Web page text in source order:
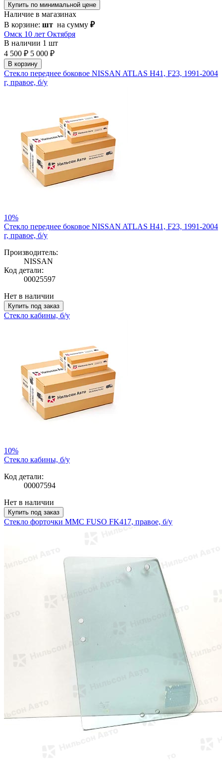
Купить по минимальной цене
Наличие в магазинах
В корзине: шт на сумму ₽
Омск 10 лет Октября
В наличии 1 шт
4 500 ₽ 5 000 ₽
В корзину
Стекло переднее боковое NISSAN ATLAS H41, F23, 1991-2004
г, правое, б/у
10%
Стекло переднее боковое NISSAN ATLAS H41, F23, 1991-2004
г, правое, б/у
Производитель:
NISSAN
Код детали:
00025597
Нет в наличии
Купить под заказ
Стекло кабины, б/у
10%
Стекло кабины, б/у
Код детали:
00007594
Нет в наличии
Купить под заказ
Стекло форточки MMC FUSO FK417, правое, б/у